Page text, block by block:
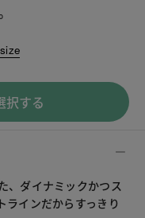
択する
、ダイナミックかつス
ラインだからすっきり